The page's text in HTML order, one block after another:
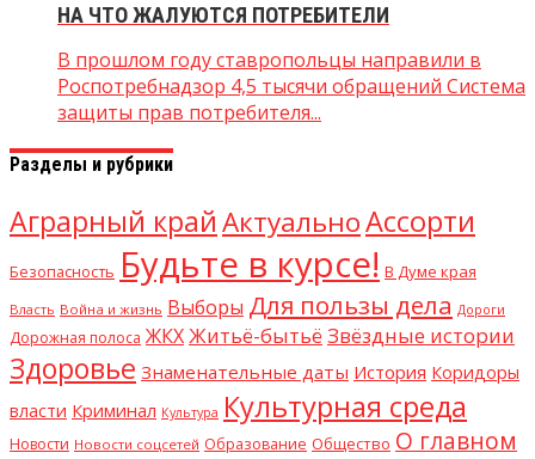
НА ЧТО ЖАЛУЮТСЯ ПОТРЕБИТЕЛИ
В прошлом году ставропольцы направили в
Роспотребнадзор 4,5 тысячи обращений Система
защиты прав потребителя...
Разделы и рубрики
Аграрный крайАктуальноАссорти
Безопасность Будьте в курсе! В Думе края
Власть Война и жизнь Выборы Для пользы дела Дороги
Дорожная полоса ЖКХЖитьё-бытьё Звёздные истории
Здоровье Знаменательные даты История Коридоры
власти Криминал Культура Культурная среда
Новости Новости соцсетей Образование Общество О главном